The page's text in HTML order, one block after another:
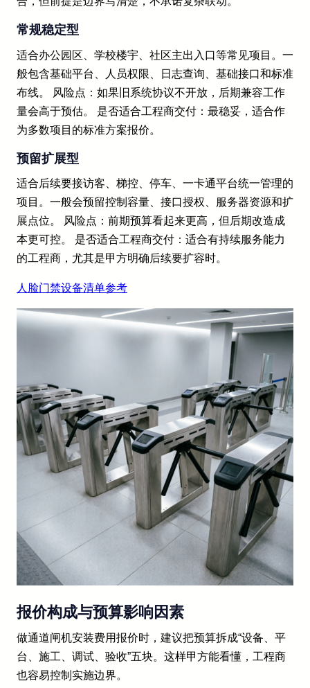
常规稳定型
适合办公园区、学校楼宇、社区主出入口等常见项目。一
般包含基础平台、人员权限、日志查询、基础接口和标准
布线。 风险点：如果旧系统协议不开放，后期兼容工作
量会高于预估。 是否适合工程商交付：最稳妥，适合作
为多数项目的标准方案报价。
预留扩展型
适合后续要接访客、梯控、停车、一卡通平台统一管理的
项目。一般会预留控制容量、接口授权、服务器资源和扩
展点位。 风险点：前期预算看起来更高，但后期改造成
本更可控。 是否适合工程商交付：适合有持续服务能力
的工程商，尤其是甲方明确后续要扩容时。
人脸门禁设备清单参考
报价构成与预算影响因素
做通道闸机安装费用报价时，建议把预算拆成“设备、平
台、施工、调试、验收”五块。这样甲方能看懂，工程商
也容易控制实施边界。